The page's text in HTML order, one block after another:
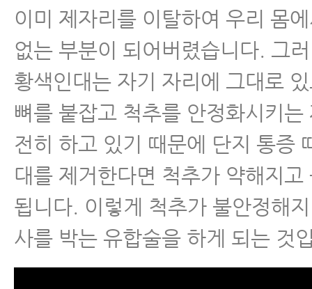
이미 제자리를 이탈하여 우리 몸
없는 부분이 되어버렸습니다. 그
황색인대는 자기 자리에 그대로
뼈를 붙잡고 척추를 안정화시키는
전히 하고 있기 때문에 단지 통증
대를 제거한다면 척추가 약해지고
됩니다. 이렇게 척추가 불안정해
사를 박는 유합술을 하게 되는 것